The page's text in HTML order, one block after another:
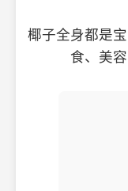
椰子全身都是
食、美